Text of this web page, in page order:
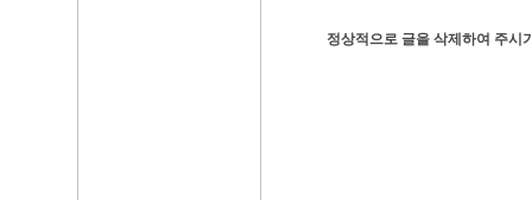
정상적으로 글을 삭제하여 주시